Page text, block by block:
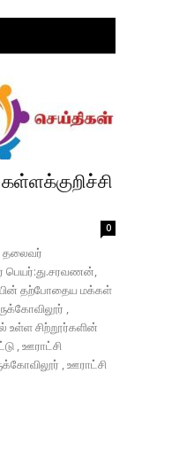
0
தலைவர்
பெயர்:து.சரவணன்,
தற்போதைய மக்கள்
,
உள்ள சிற்றூர்களின்
, ஊராட்சி
, ஊராட்சி